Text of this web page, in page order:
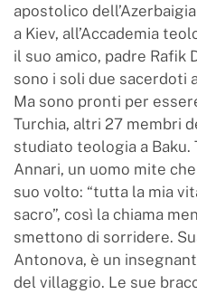
apostolico
a Kiev, all’Accademia
il suo amico, padre Rafik
sono i soli due sacerdoti
Ma sono pronti per
Turchia, altri 27 membri
studiato teologia a Baku.
Annari, un uomo mite
suo volto: “tutta la mia
sacro”, così la chiama
smettono di sorridere.
Antonova, è un
del villaggio. Le sue